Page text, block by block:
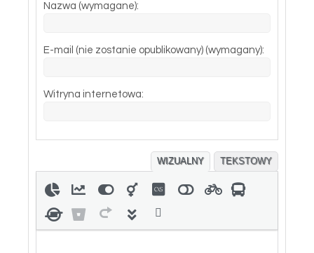
Nazwa (wymagane):
E-mail (nie zostanie opublikowany) (wymagany):
Witryna internetowa:
WIZUALNY TEKSTOWY